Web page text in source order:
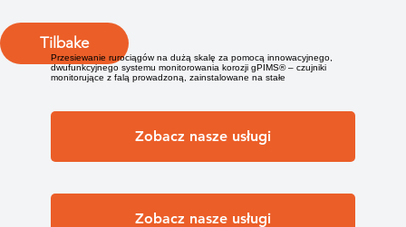
Tilbake
Przesiewanie rurociągów na dużą skalę za pomocą innowacyjnego,
dwufunkcyjnego systemu monitorowania korozji gPIMS® – czujniki
monitorujące z falą prowadzoną, zainstalowane na stałe
Zobacz nasze usługi
Zobacz nasze usługi